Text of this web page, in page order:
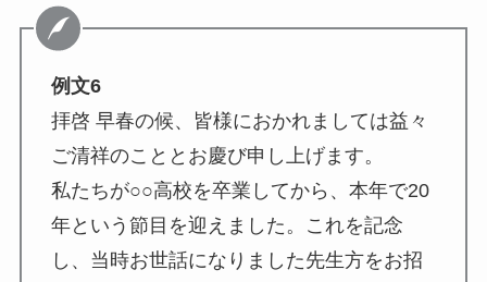
例文6
拝啓 早春の候、皆様におかれましては益々
ご清祥のこととお慶び申し上げます。
私たちが○○高校を卒業してから、本年で20
年という節目を迎えました。これを記念
し、当時お世話になりました先生方をお招